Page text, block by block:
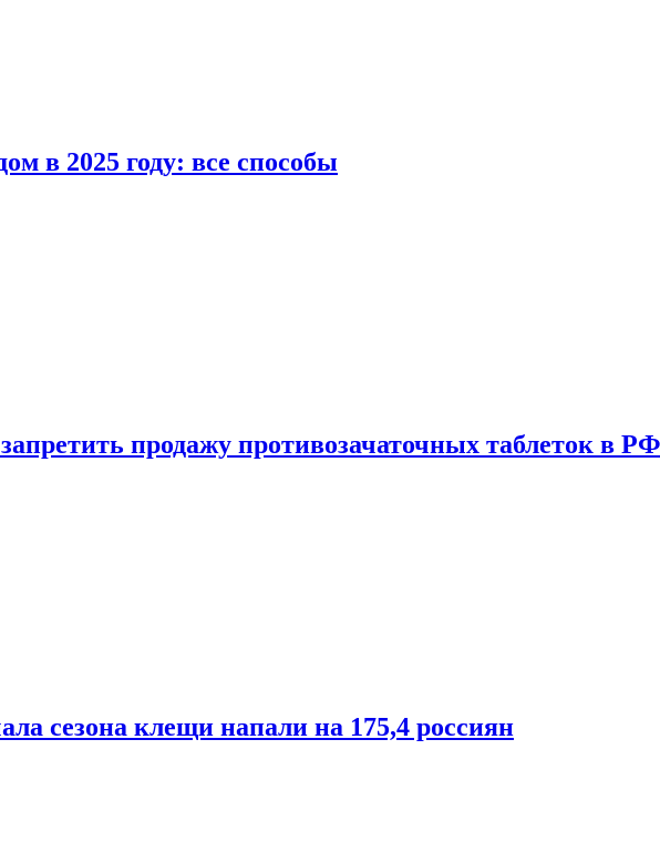
в 2025 году: все способы
продажу противозачаточных таблеток в РФ
сезона клещи напали на 175,4 россиян